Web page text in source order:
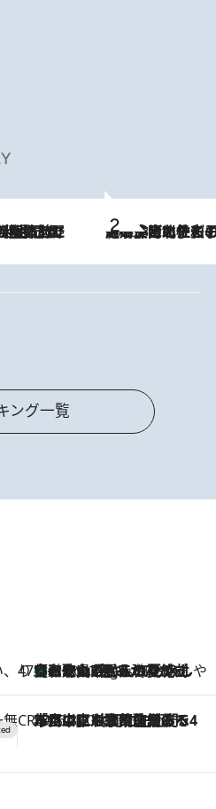
2026.8.3
《「文士の子ども被害者の会」発足！》阿川佐和子（72）が語る遠藤周作に北杜夫、劇作家・矢代静一の子どもたちの“文豪プライベート事件簿”
ング一覧
47都道府県の手みやげ ひんやりスイーツで夏を満喫
1 Hour Ago
【和歌山県】この夏絶対食べたい 冷やしておいしいおやつ3選 みかんがごろっと丸ごと入ったジュレ
CREA'S CHOICE
2026.8.7
「立川にも歌舞伎があるんだよ」 片岡仁左衛門・市川中車ら豪華座組みで4年目の立川立飛歌舞伎へ